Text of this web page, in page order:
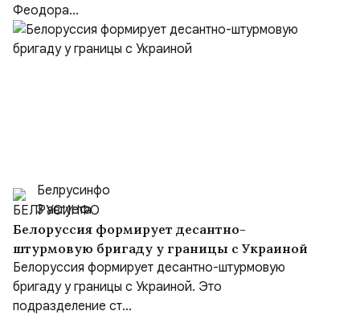
Феодора...
Белрусинфо
3 августа
Белоруссия формирует десантно-
штурмовую бригаду у границы с Украиной
Белоруссия формирует десантно-штурмовую
бригаду у границы с Украиной. Это
подразделение ст...